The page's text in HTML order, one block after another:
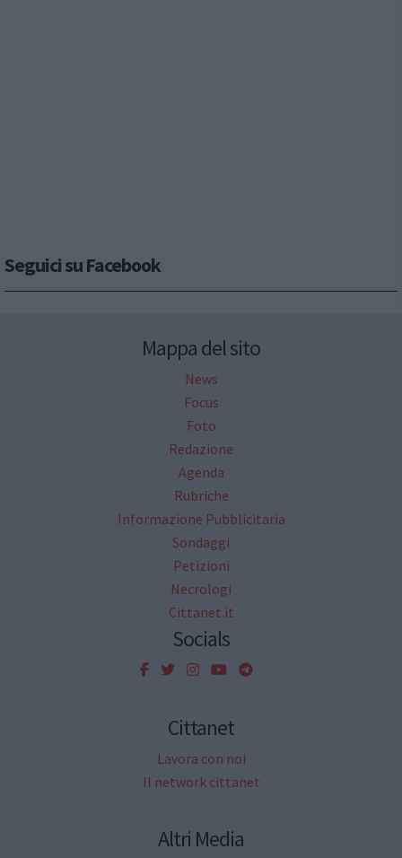
Seguici su Facebook
Mappa del sito
News
Focus
Foto
Redazione
Agenda
Rubriche
Informazione Pubblicitaria
Sondaggi
Petizioni
Necrologi
Cittanet.it
Socials
Cittanet
Lavora con noi
Il network cittanet
Altri Media